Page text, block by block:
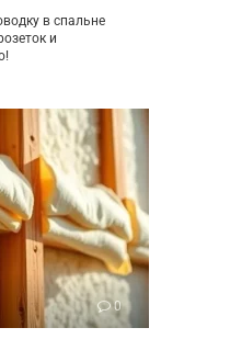
в спальне
и
0